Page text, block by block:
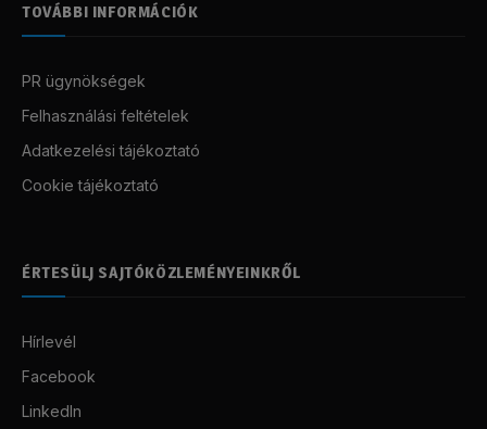
TOVÁBBI INFORMÁCIÓK
PR ügynökségek
Felhasználási feltételek
Adatkezelési tájékoztató
Cookie tájékoztató
ÉRTESÜLJ SAJTÓKÖZLEMÉNYEINKRŐL
Hírlevél
Facebook
LinkedIn